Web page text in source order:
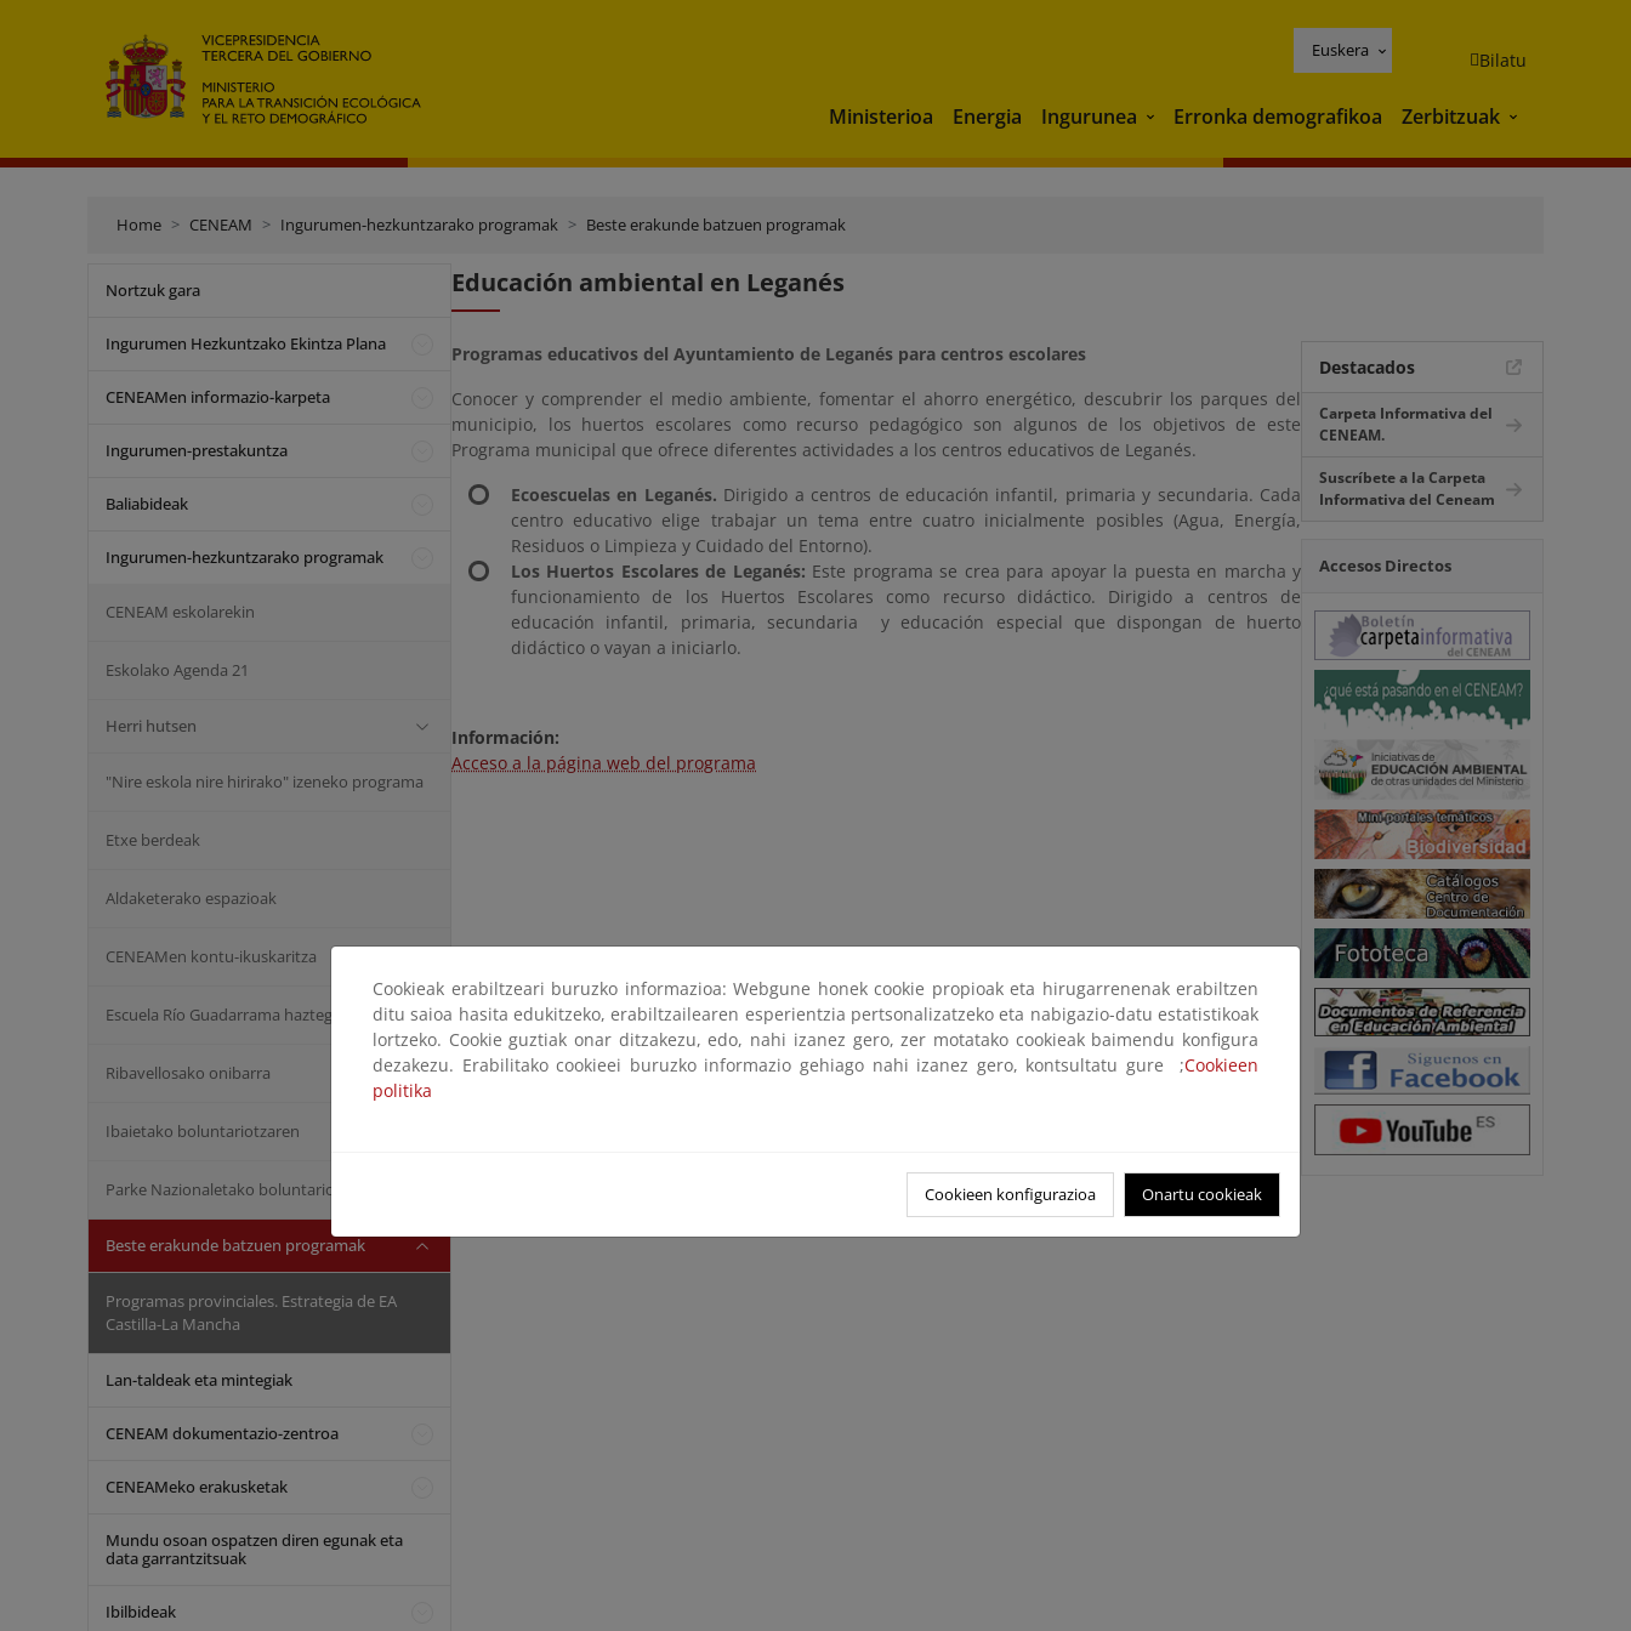
Euskera Bilatu
Ministerioa Energia Ingurunea Ingurunea
Erronka demografikoa Zerbitzuak Zerbitzuak
Home CENEAM Ingurumen-hezkuntzarako programak Beste erakunde batzuen programak
Nortzuk gara
Ingurumen Hezkuntzako Ekintza Plana
CENEAMen informazio-karpeta
Ingurumen-prestakuntza
Baliabideak
Ingurumen-hezkuntzarako programak
CENEAM eskolarekin
Eskolako Agenda 21
Herri hutsen
"Nire eskola nire hirirako" izeneko programa
Etxe berdeak
Aldaketerako espazioak
CENEAMen kontu-ikuskaritza
Escuela Río Guadarrama haztegia
Ribavellosako onibarra
Ibaietako boluntariotzaren
Parke Nazionaletako boluntariotzaren
Beste erakunde batzuen programak
Programas provinciales. Estrategia de EA
Castilla-La Mancha
Lan-taldeak eta mintegiak
CENEAM dokumentazio-zentroa
CENEAMeko erakusketak
Mundu osoan ospatzen diren egunak eta
data garrantzitsuak
Ibilbideak
Educación ambiental en Leganés
Programas educativos del Ayuntamiento de Leganés para centros escolares
Conocer y comprender el medio ambiente, fomentar el ahorro energético, descubrir los parques del
municipio, los huertos escolares como recurso pedagógico son algunos de los objetivos de este
Programa municipal que ofrece diferentes actividades a los centros educativos de Leganés.
Ecoescuelas en Leganés. Dirigido a centros de educación infantil, primaria y secundaria. Cada
centro educativo elige trabajar un tema entre cuatro inicialmente posibles (Agua, Energía,
Residuos o Limpieza y Cuidado del Entorno).
Los Huertos Escolares de Leganés: Este programa se crea para apoyar la puesta en marcha y
funcionamiento de los Huertos Escolares como recurso didáctico. Dirigido a centros de
educación infantil, primaria, secundaria y educación especial que dispongan de huerto
didáctico o vayan a iniciarlo.
Información:
Acceso a la página web del programa
Destacados
Carpeta Informativa del
CENEAM.
Suscríbete a la Carpeta
Informativa del Ceneam
Accesos Directos
Cookieak erabiltzeari buruzko informazioa: Webgune honek cookie propioak eta hirugarrenenak erabiltzen
ditu saioa hasita edukitzeko, erabiltzailearen esperientzia pertsonalizatzeko eta nabigazio-datu estatistikoak
lortzeko. Cookie guztiak onar ditzakezu, edo, nahi izanez gero, zer motatako cookieak baimendu konfigura
dezakezu. Erabilitako cookieei buruzko informazio gehiago nahi izanez gero, kontsultatu gure ;Cookieen
politika
Cookieen konfigurazioa Onartu cookieak